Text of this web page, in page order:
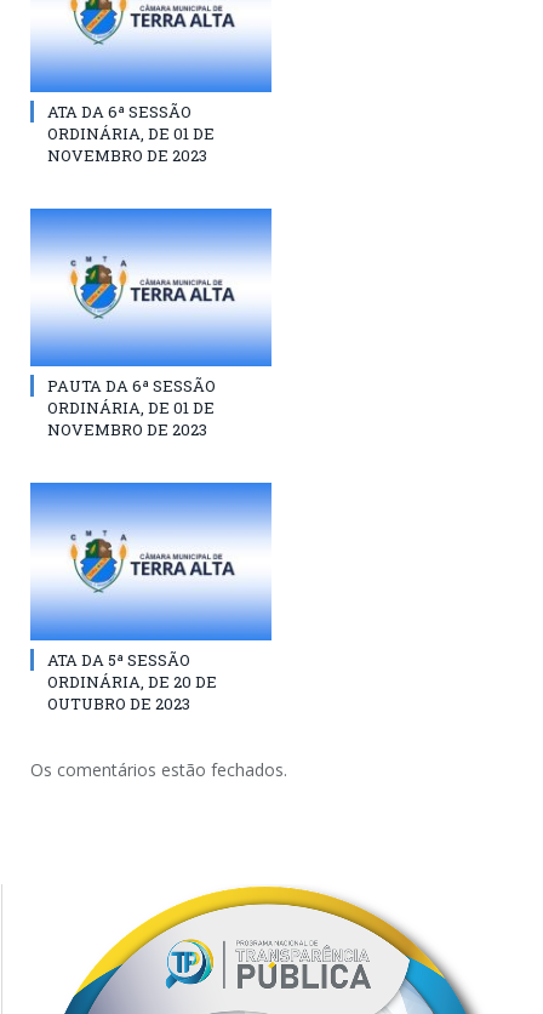
ATA DA 6ª SESSÃO
ORDINÁRIA, DE 01 DE
NOVEMBRO DE 2023
PAUTA DA 6ª SESSÃO
ORDINÁRIA, DE 01 DE
NOVEMBRO DE 2023
ATA DA 5ª SESSÃO
ORDINÁRIA, DE 20 DE
OUTUBRO DE 2023
Os comentários estão fechados.